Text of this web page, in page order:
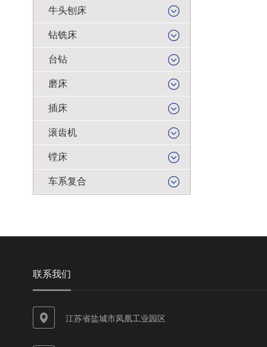
牛头刨床
钻铣床
台钻
磨床
插床
滚齿机
镗床
车系复合
联系我们
江苏省盐城市凤凰工业园区